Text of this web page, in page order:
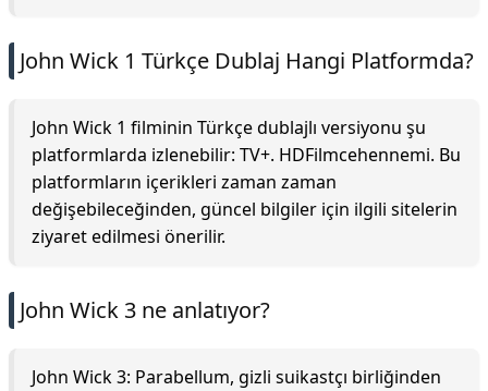
John Wick 1 Türkçe Dublaj Hangi Platformda?
John Wick 1 filminin Türkçe dublajlı versiyonu şu
platformlarda izlenebilir: TV+. HDFilmcehennemi. Bu
platformların içerikleri zaman zaman
değişebileceğinden, güncel bilgiler için ilgili sitelerin
ziyaret edilmesi önerilir.
John Wick 3 ne anlatıyor?
John Wick 3: Parabellum, gizli suikastçı birliğinden